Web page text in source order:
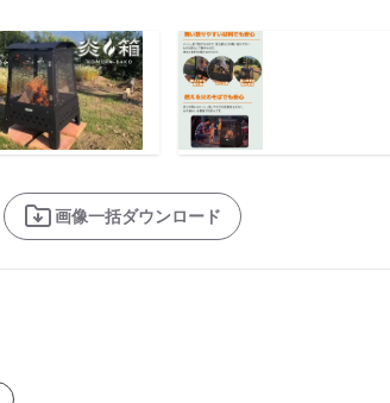
画像一括ダウンロード